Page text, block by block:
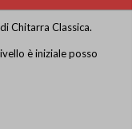
Chitarra Classica.
è iniziale posso